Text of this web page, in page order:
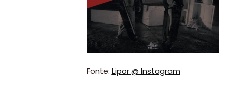
Fonte: Lipor @ Instagram